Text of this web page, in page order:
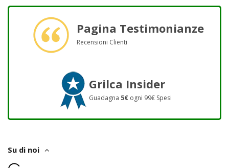
Pagina Testimonianze
Recensioni Clienti
Grilca Insider
Guadagna 5€ ogni 99€ Spesi
Su di noi